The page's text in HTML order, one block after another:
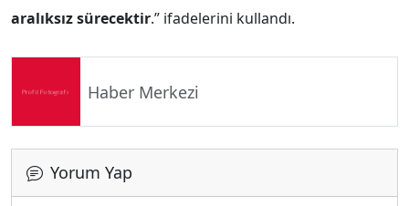
aralıksız sürecektir.” ifadelerini kullandı.
Haber Merkezi
Yorum Yap